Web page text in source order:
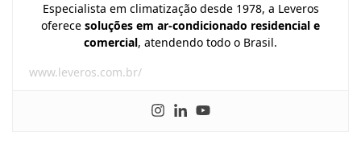
Especialista em climatização desde 1978, a Leveros
oferece soluções em ar-condicionado residencial e
comercial, atendendo todo o Brasil.
www.leveros.com.br/